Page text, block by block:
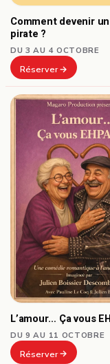
Comment devenir
pirate ?
DU 3 AU 4 OCTOBRE
Réserver
L’amour… Ça vous
DU 9 AU 11 OCTOBRE
Réserver